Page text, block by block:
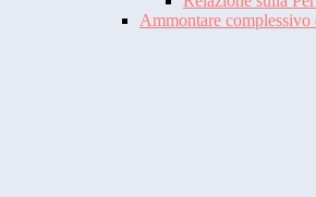
Ammontare complessivo